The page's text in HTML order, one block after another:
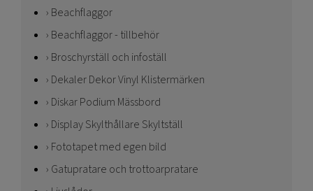
Beachflaggor
Beachflaggor - tillbehör
Broschyrställ och infoställ
Dekaler Dekor Vinyl Klistermärken
Diskar Podium Mässbord
Display Skylthållare Skyltställ
Fototapet med egen bild
Gatupratare och trottoarpratare